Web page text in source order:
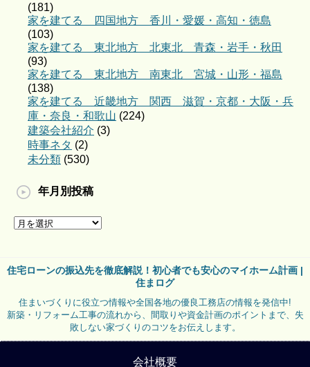
(181)
家を建てる 四国地方 香川・愛媛・高知・徳島
(103)
家を建てる 東北地方 北東北 青森・岩手・秋田
(93)
家を建てる 東北地方 南東北 宮城・山形・福島
(138)
家を建てる 近畿地方 関西 滋賀・京都・大阪・兵
庫・奈良・和歌山 (224)
建築会社紹介 (3)
時事ネタ (2)
未分類 (530)
年月別投稿
住宅ローンの振込先を徹底解説！初心者でも安心のマイホーム計画 |
住まログ
住まいづくりに役立つ情報や全国各地の優良工務店の情報を発信中!
新築・リフォーム工事の流れから、間取りや資金計画のポイントまで、失
敗しない家づくりのコツをお伝えします。
会社概要